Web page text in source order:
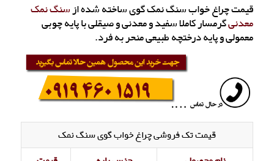
قیمت چراغ خواب سنگ نمک گوی ساخته شده ازسنگ نمک
معدنیگرمسار کاملا سفید و معدنی و صیقلی با پایه چوبی
معمولی و پایه درختچه طبیعی منحر به فرد.
قیمت تک فروشی چراغ خواب گوی سنگ نمک